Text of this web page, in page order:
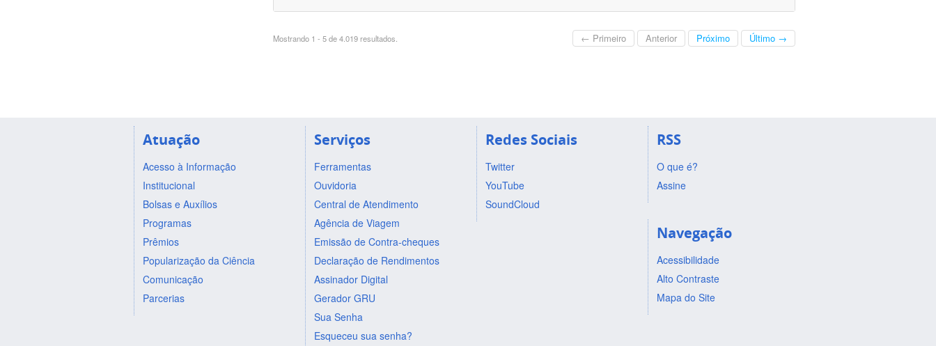
Mostrando 1 - 5 de 4.019 resultados. ← Primeiro Anterior Próximo Último →
Atuação
Acesso à Informação
Institucional
Bolsas e Auxílios
Programas
Prêmios
Popularização da Ciência
Comunicação
Parcerias
Serviços
Ferramentas
Ouvidoria
Central de Atendimento
Agência de Viagem
Emissão de Contra-cheques
Declaração de Rendimentos
Assinador Digital
Gerador GRU
Sua Senha
Esqueceu sua senha?
Redes Sociais
Twitter
YouTube
SoundCloud
RSS
O que é?
Assine
Navegação
Acessibilidade
Alto Contraste
Mapa do Site